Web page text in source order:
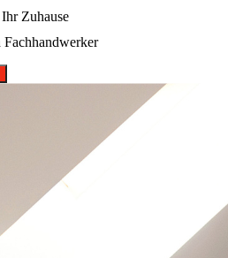
Zuhause
Fachhandwerker